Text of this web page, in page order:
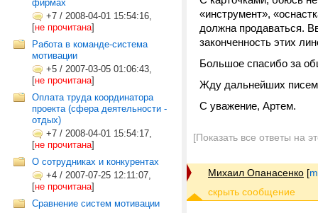
фирмах
+7 / 2008-04-01 15:54:16,
[не прочитана]
Работа в команде-система
мотивации
+5 / 2007-03-05 01:06:43,
[не прочитана]
Оплата труда координатора
проекта (сфера деятельности -
отдых)
+7 / 2008-04-01 15:54:17,
[не прочитана]
О сотрудниках и конкурентах
+4 / 2007-07-25 12:11:07,
[не прочитана]
Сравнение систем мотивации
«инструмент»,
должна продаваться.
законченность этих
Большое спасибо за
Жду дальнейших
С уважение, Артем.
[Показать все ответы на
Михаил Опанасенко [